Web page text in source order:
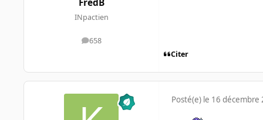
INpactien
658
messages
Citer
Posté(e) le 16 décembre